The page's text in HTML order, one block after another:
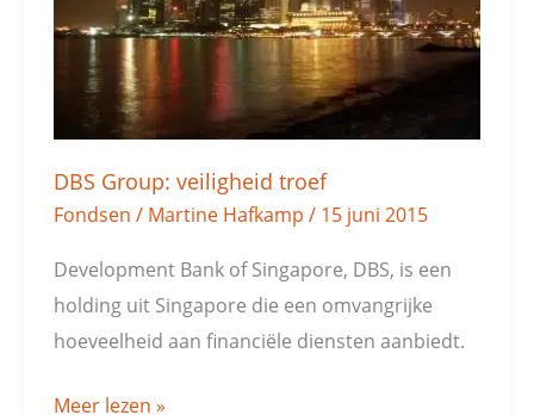
DBS Group: veiligheid troef
Fondsen / Martine Hafkamp / 15 juni 2015
Development Bank of Singapore, DBS, is een
holding uit Singapore die een omvangrijke
hoeveelheid aan financiële diensten aanbiedt.
Meer lezen »